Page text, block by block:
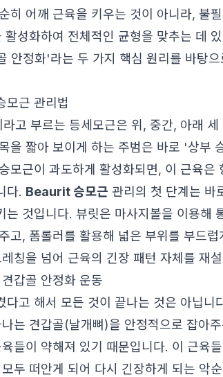
히 어깨 근육을 키우는 것이 아니라, 불
활성화하여 전체적인 균형을 맞추는 데
안정화'라는 두 가지 핵심 원리를 바탕
모근 관리법
고 부르는 등세모근은 위, 중간, 아래 세
을 짧아 보이게 하는 주범은 바로 '상부
모근이 과도하게 활성화되면, 이 근육은
다. Beaurit 승모근 관리의 첫 단계는 바
는 것입니다. 뷰릿은 마사지볼을 이용해
고, 폼롤러를 활용해 넓은 부위를 부드
칭을 넘어 근육의 긴장 패턴 자체를 재
갑골 안정화 운동
다고 해서 모든 것이 끝나는 것은 아닙니
는 견갑골(날개뼈)을 안정적으로 잡아
들이 약해져 있기 때문입니다. 이 근육
두 떠안게 되어 다시 긴장하게 되는 악